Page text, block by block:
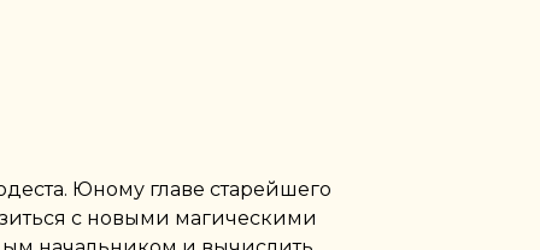
Юному главе старейшего
с новыми магическими